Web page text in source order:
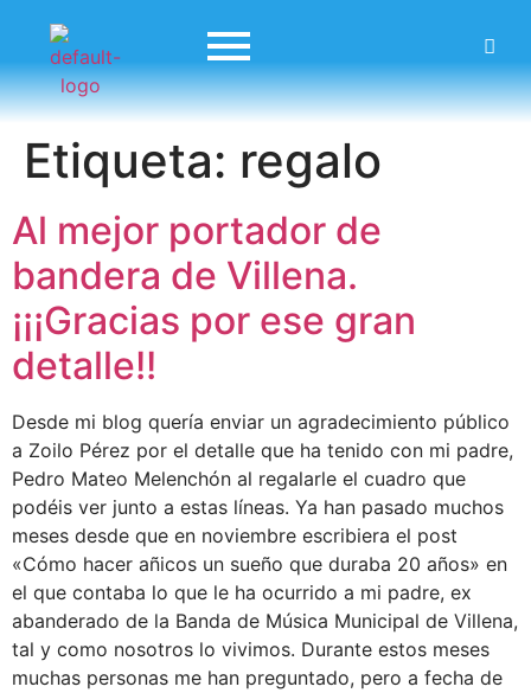
Etiqueta: regalo
Al mejor portador de
bandera de Villena.
¡¡¡Gracias por ese gran
detalle!!
Desde mi blog quería enviar un agradecimiento público
a Zoilo Pérez por el detalle que ha tenido con mi padre,
Pedro Mateo Melenchón al regalarle el cuadro que
podéis ver junto a estas líneas. Ya han pasado muchos
meses desde que en noviembre escribiera el post
«Cómo hacer añicos un sueño que duraba 20 años» en
el que contaba lo que le ha ocurrido a mi padre, ex
abanderado de la Banda de Música Municipal de Villena,
tal y como nosotros lo vivimos. Durante estos meses
muchas personas me han preguntado, pero a fecha de